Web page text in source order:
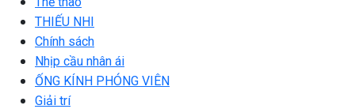
THIẾU NHI
Chính sách
Nhịp cầu nhân ái
ỐNG KÍNH PHÓNG VIÊN
Giải trí